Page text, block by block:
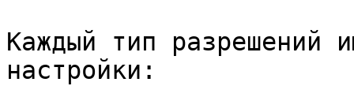
Каждый тип разрешений
настройки: